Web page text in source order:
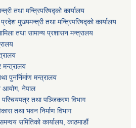
तथा मन्त्रिपरिषद्को कार्यालय
प्रदेश मुख्यमन्त्री तथा मन्त्रिपरिषद्को कार्यालय
तथा सामान्य प्रशासन मन्त्रालय
मन्त्रालय
पुनर्निर्माण मन्त्रालय
आयोग, नेपाल
परिचयपत्र तथा पञ्जिकरण विभाग
तथा भवन निर्माण विभाग
समितिको कार्यालय, काठमाडौं